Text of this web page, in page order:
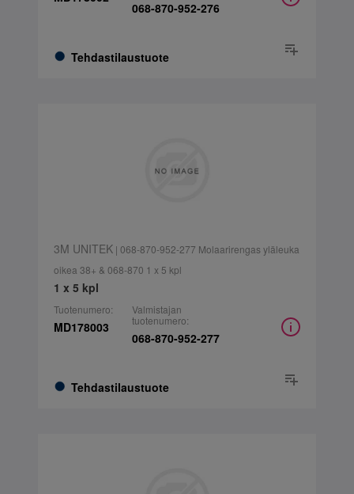
Tehdastilaustuote
068-870-952-276
3M UNITEK| 068-870-952-277 Molaarirengas yläleuka
oikea 38+ & 068-870 1 x 5 kpl
1 x 5 kpl
Tuotenumero:
MD178003
Tehdastilaustuote
Valmistajan
tuotenumero:
068-870-952-277